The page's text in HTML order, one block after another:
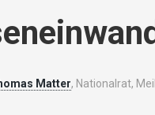
Matter, Nationalrat,